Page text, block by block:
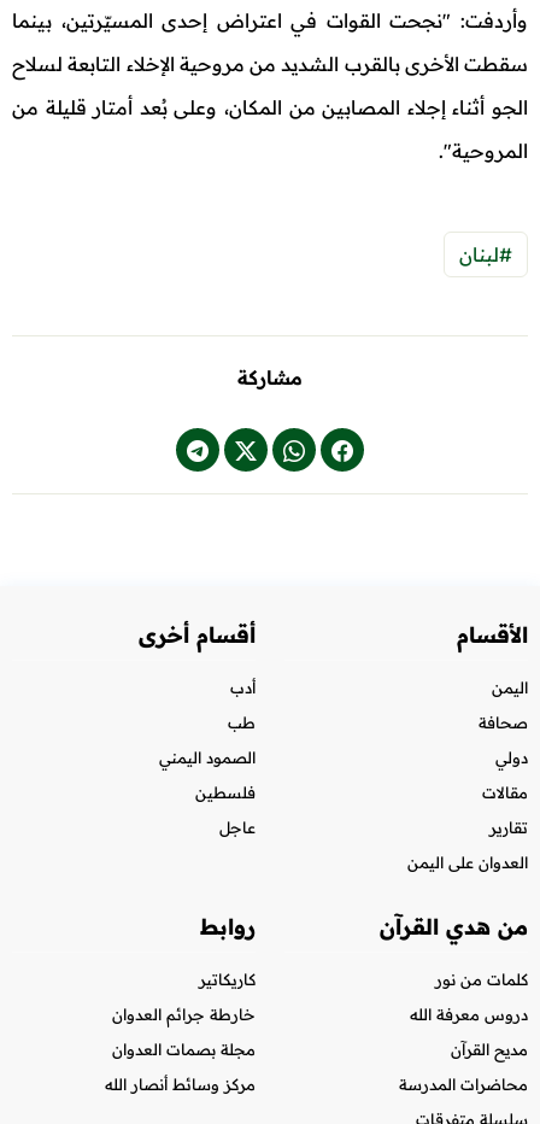
وأردفت: "نجحت القوات في اعتراض إحدى المسيّرتين، بينما
سقطت الأخرى بالقرب الشديد من مروحية الإخلاء التابعة لسلاح
الجو أثناء إجلاء المصابين من المكان، وعلى بُعد أمتار قليلة من
المروحية".
#لبنان
مشاركة
الأقسام
اليمن
صحافة
دولي
مقالات
تقارير
العدوان على اليمن
أقسام أخرى
أدب
طب
الصمود اليمني
فلسطين
عاجل
من هدي القرآن
كلمات من نور
دروس معرفة الله
مديح القرآن
محاضرات المدرسة
سلسلة متفرقات
روابط
كاريكاتير
خارطة جرائم العدوان
مجلة بصمات العدوان
مركز وسائط أنصار الله